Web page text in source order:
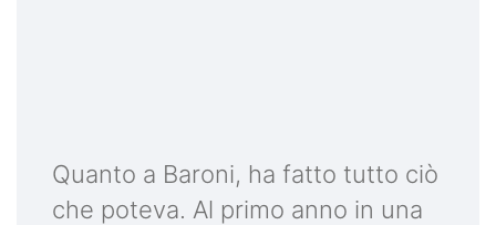
Quanto a Baroni, ha fatto tutto ciò
che poteva. Al primo anno in una